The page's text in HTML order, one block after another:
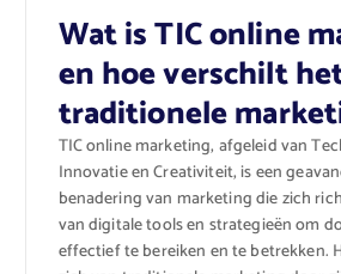
Wat is TIC online
en hoe verschilt
traditionele
TIC online marketing, afgeleid van
Innovatie en Creativiteit, is een
benadering van marketing die zich
van digitale tools en strategieën om
effectief te bereiken en te betrekken.